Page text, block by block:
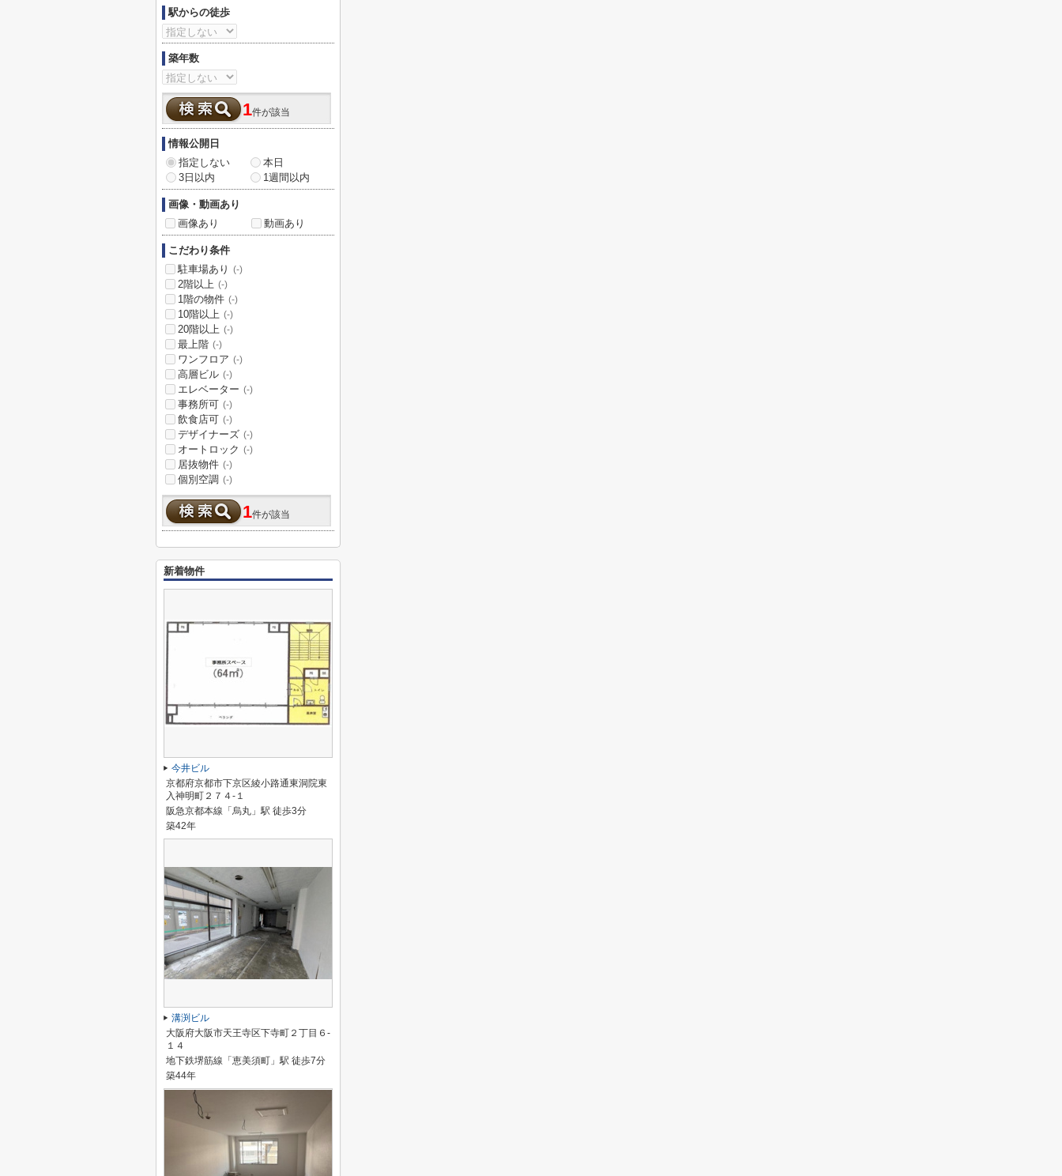
駅からの徒歩
築年数
1件が該当
情報公開日
指定しない
本日
3日以内
1週間以内
画像・動画あり
画像あり
動画あり
こだわり条件
駐車場あり
(-)
2階以上 (-)
1階の物件 (-)
10階以上 (-)
20階以上 (-)
最上階 (-)
ワンフロア (-)
高層ビル (-)
エレベーター (-)
事務所可 (-)
飲食店可 (-)
デザイナーズ (-)
オートロック (-)
居抜物件 (-)
個別空調 (-)
1件が該当
新着物件
今井ビル
京都府京都市下京区綾小路通東洞院東
入神明町２７４-１
阪急京都本線「烏丸」駅 徒歩3分
築42年
溝渕ビル
大阪府大阪市天王寺区下寺町２丁目６-
１４
地下鉄堺筋線「恵美須町」駅 徒歩7分
築44年